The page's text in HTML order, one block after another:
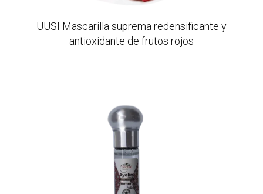
UUSI Mascarilla suprema redensificante y
antioxidante de frutos rojos